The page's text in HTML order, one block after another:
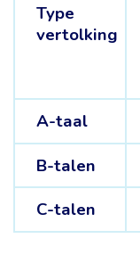
Type
vertolking
A-taal
B-talen
C-talen